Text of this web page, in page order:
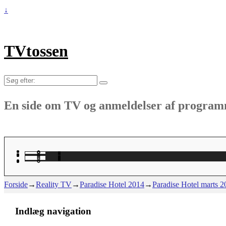
↓
TVtossen
Søg
En side om TV og anmeldelser af
Forside→Reality TV→Paradise Hotel 2014→Paradise Hotel marts
Indlæg navigation